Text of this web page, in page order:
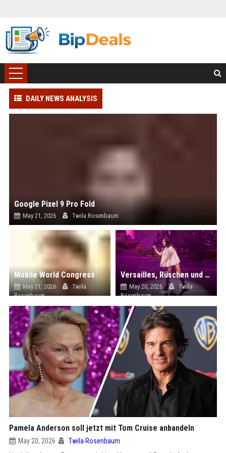
DAILY NEWS ANALYSIS
Google Pixel 9 Pro Fold
May 21, 2026 Twila Rosenbaum
Mobile World Congress
May 21, 2026
Twila
Rosenbaum
Versailles, Rüschen und Pop: Warum Olivia Rodrigos Kleid polarisiert
May 20, 2026
Twila
Rosenbaum
Pamela Anderson soll jetzt mit Tom Cruise anbandeln
May 20, 2026 Twila Rosenbaum